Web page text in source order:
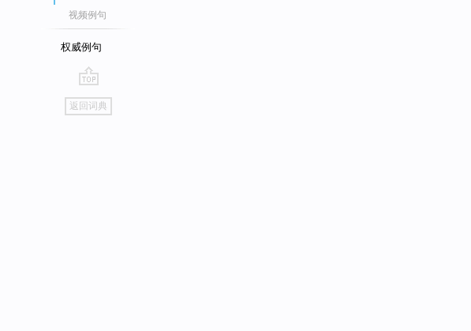
视频例句
权威例句
go
top
返回词典